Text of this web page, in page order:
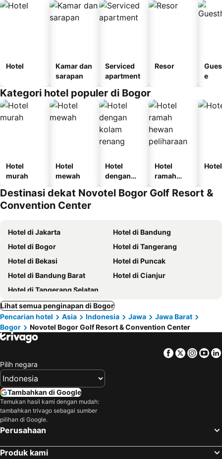
Hotel
Kamar dan
sarapan
Serviced
apartment
Resor
e
Kategori hotel populer di Bogor
Hotel
murah
Hotel
mewah
Hotel
dengan
renang
Hotel
ramah
peliharaan
Destinasi dekat Novotel Bogor Golf Resort &
Convention Center
Hotel di Jakarta
Hotel di Bandung
Hotel di Bogor
Hotel di Tangerang
Hotel di Bekasi
Hotel di Puncak
Hotel di Bandung Barat
Hotel di Cianjur
Hotel di Tangerang Selatan
Lihat semua penginapan di Bogor
Pencarian hotel
Asia Indonesia Jawa
Jawa Barat
Bogor
Novotel Bogor Golf Resort & Convention Center
Facebook
Twitter
Pilih negara
Tambahkan di Google
Temukan hasil kami dengan mudah:
tambahkan trivago sebagai sumber
pilihan di Google.
Perusahaan
Produk kami